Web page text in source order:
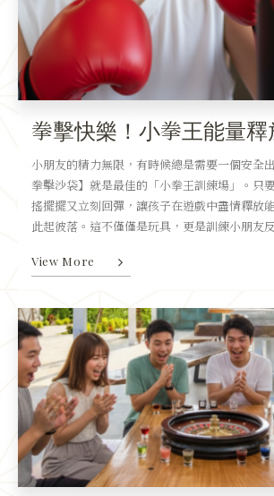
拳擊快樂！小拳王能量釋
小朋友的精力無限，有時候總是需要一個安全
拳擊沙袋】就是最佳的「小拳王訓練場」。只
搖擺擺又立刻回彈，讓孩子在遊戲中盡情釋放
此起彼落。這不僅僅是玩具，更是訓練小朋友
View More